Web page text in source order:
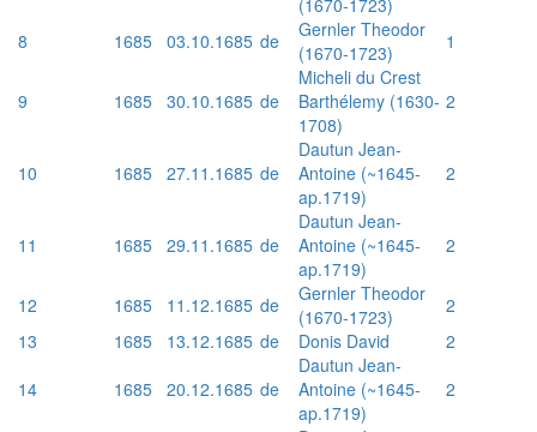
8
1685 03.10.1685 de
Gernler Theodor
(1670-1723)
1
9 1685 30.10.1685 de
Micheli du Crest
Barthélemy (1630-
1708)
2
10 1685 27.11.1685 de
Dautun Jean-
Antoine (~1645-
ap.1719)
2
11 1685 29.11.1685 de
Dautun Jean-
Antoine (~1645-
ap.1719)
2
12 1685 11.12.1685 de
Gernler Theodor
(1670-1723)
2
13
1685 13.12.1685 de Donis David
2
14
1685 20.12.1685 de
Dautun Jean-
Antoine (~1645-
ap.1719)
2